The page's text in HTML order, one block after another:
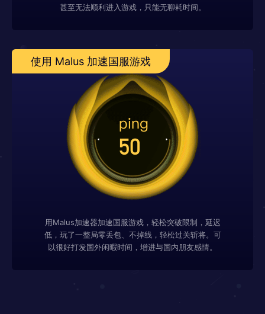
甚至无法顺利进入游戏，只能无聊耗时间。
使用 Malus 加速国服游戏
用Malus加速器加速国服游戏，轻松突破限制，延迟
低，玩了一整局零丢包、不掉线，轻松过关斩将。可
以很好打发国外闲暇时间，增进与国内朋友感情。